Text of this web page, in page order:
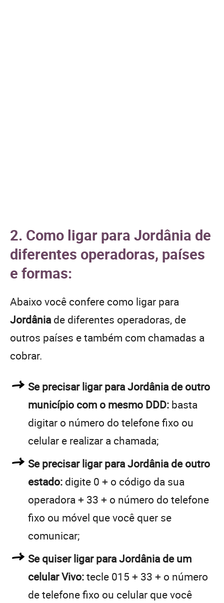
2. Como ligar para Jordânia de
diferentes operadoras, países
e formas:
Abaixo você confere como ligar para
Jordânia de diferentes operadoras, de
outros países e também com chamadas a
cobrar.
Se precisar ligar para Jordânia de outro
município com o mesmo DDD: basta
digitar o número do telefone fixo ou
celular e realizar a chamada;
Se precisar ligar para Jordânia de outro
estado: digite 0 + o código da sua
operadora + 33 + o número do telefone
fixo ou móvel que você quer se
comunicar;
Se quiser ligar para Jordânia de um
celular Vivo:tecle 015 + 33 + o número
de telefone fixo ou celular que você